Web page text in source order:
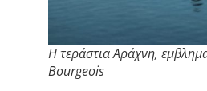
H τεράστια Αράχνη,
Bourgeois